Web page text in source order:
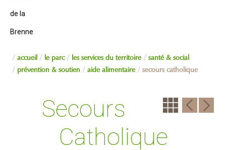
accueil le parc les services du territoire santé & social
prévention & soutien aide alimentaire secours catholique
Secours
Catholique